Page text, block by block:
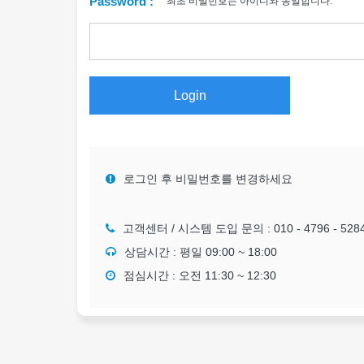
Login
로그인 후 비밀번호를 변경하세요
고객센터 / 시스템 도입 문의 : 010 - 4796 -
상담시간 : 평일 09:00 ~ 18:00
점심시간 : 오전 11:30 ~ 12:30